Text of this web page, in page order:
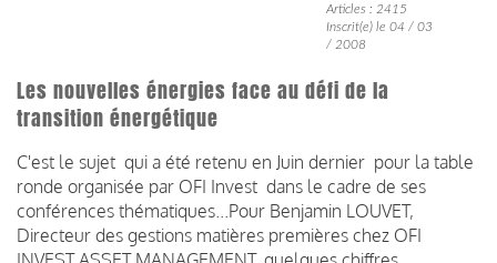
Articles : 2415
Inscrit(e) le 04 / 03
/ 2008
Les nouvelles énergies face au défi de la
transition énergétique
C'est le sujet qui a été retenu en Juin dernier pour la table
ronde organisée par OFI Invest dans le cadre de ses
conférences thématiques...Pour Benjamin LOUVET,
Directeur des gestions matières premières chez OFI